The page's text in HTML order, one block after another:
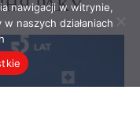
nawigacji w witrynie,
naszych działaniach